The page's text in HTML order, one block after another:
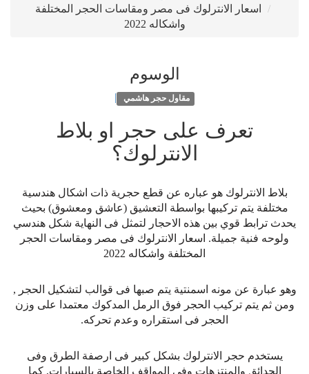
اسعار الانترلوك فى مصر ومقاسات الحجر المختلفة
واشكاله 2022
الوسوم
مقاول حجر هاشمي |
تعرف على حجر او بلاط
الانترلوك؟
بلاط الانترلوك هو عباره عن قطع حجرية ذات اشكال هندسية
مختلفة يتم تركيبها بواسطة التعشيق (عاشق ومعشوق) بحيث
يحدث ترابط قوي بين هذه الاحجار لتمثل فى النهاية شكل هندسي
ولوحه فنية جميلة. اسعار الانترلوك فى مصر ومقاسات الحجر
المختلفة واشكاله 2022
وهو عبارة عن مونه اسمنتية يتم صبها فى قوالب لتشكيل الحجر ,
ومن ثم يتم تركيب الحجر فوق الرمل المدكوك معتمدا على وزن
الحجر فى استقراره وعدم تحركه.
يستخدم حجر الانترلوك بشكل كبير فى ارصفة الطرق وفى
الحدائق والمنتزهات وفى المواقف الخاصة بالسيارات, كما